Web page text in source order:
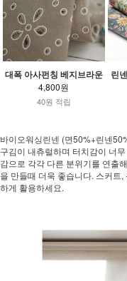
대폭 아사펀칭 베지브라운
4,800원
40원 적립
린
바이오워싱린넨 (면50%+린넨
구김이 내츄럴하며 터치감이 너
감으로 각각 다른 분위기를 연출
을 만들때 더욱 좋습니다. 스커트
하게 활용하세요.